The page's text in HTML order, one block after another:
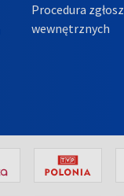
Procedura
wewnętrznych